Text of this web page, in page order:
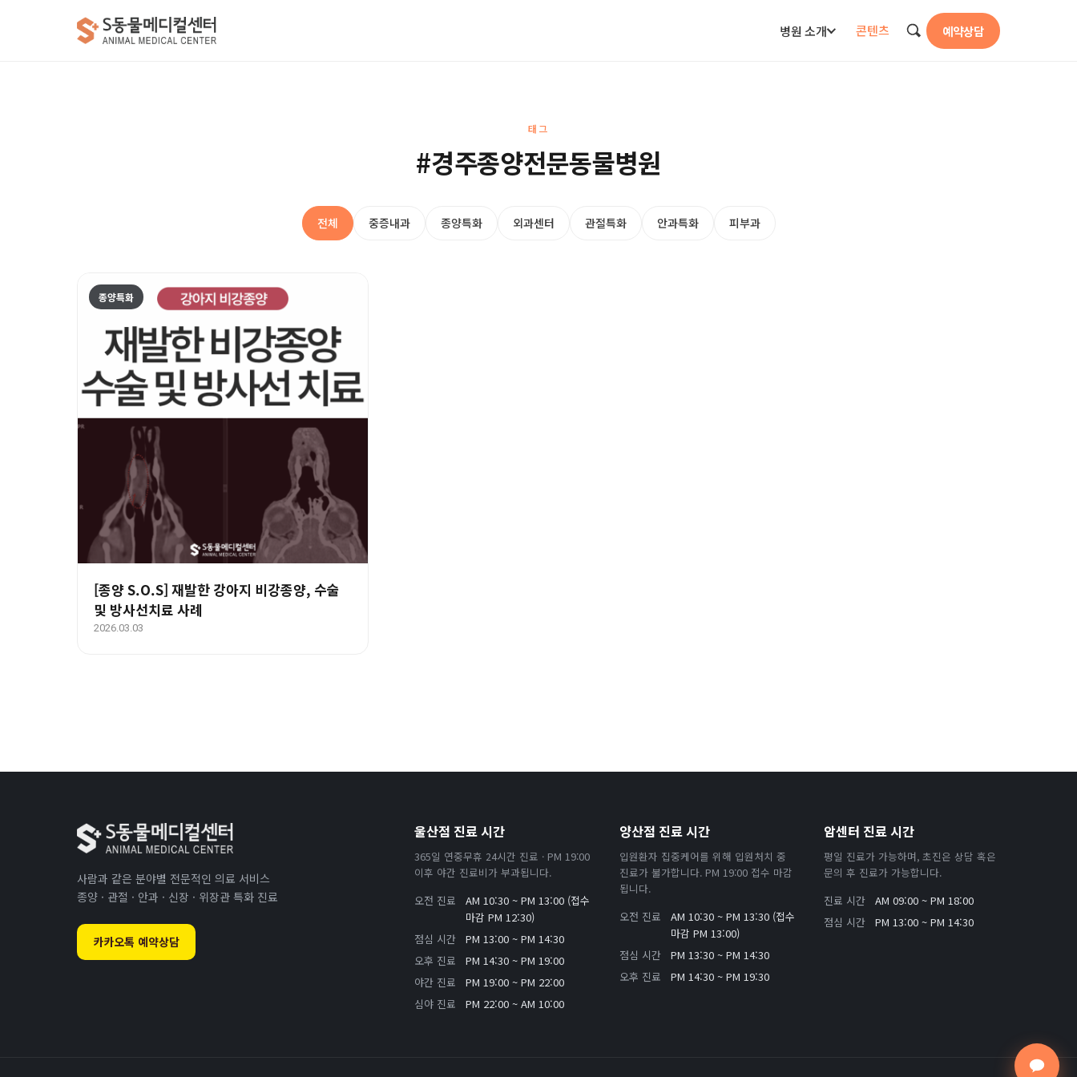
병원 소개 콘텐츠 예약상담
태그
#경주종양전문동물병원
전체 중증내과 종양특화 외과센터 관절특화 안과특화 피부과
종양특화
[종양 S.O.S] 재발한 강아지 비강종양, 수술
및 방사선치료 사례
2026.03.03
사람과 같은 분야별 전문적인 의료 서비스
종양 · 관절 · 안과 · 신장 · 위장관 특화 진료
카카오톡 예약상담
울산점 진료 시간
365일 연중무휴 24시간 진료 · PM 19:00
이후 야간 진료비가 부과됩니다.
오전 진료
AM 10:30 ~ PM 13:00 (접수
마감 PM 12:30)
점심 시간
PM 13:00 ~ PM 14:30
오후 진료
PM 14:30 ~ PM 19:00
야간 진료
PM 19:00 ~ PM 22:00
심야 진료
PM 22:00 ~ AM 10:00
양산점 진료 시간
입원환자 집중케어를 위해 입원처치 중
진료가 불가합니다. PM 19:00 접수 마감
됩니다.
오전 진료
AM 10:30 ~ PM 13:30 (접수
마감 PM 13:00)
점심 시간
PM 13:30 ~ PM 14:30
오후 진료
PM 14:30 ~ PM 19:30
암센터 진료 시간
평일 진료가 가능하며, 초진은 상담 혹은
문의 후 진료가 가능합니다.
진료 시간
AM 09:00 ~ PM 18:00
점심 시간
PM 13:00 ~ PM 14:30